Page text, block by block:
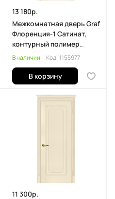
13 180р.
Межкомнатная дверь Graf
Флоренция-1 Сатинат,
контурный полимер
золото Магнолия (2000 х
В наличии Код: 1155977
В корзину
11 300р.